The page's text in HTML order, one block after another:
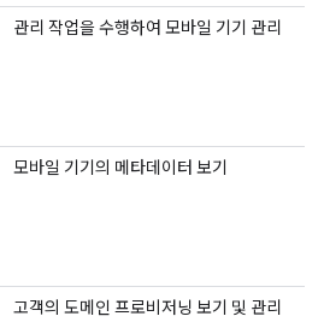
관리 작업을 수행하여 모바일 기기 관리
모바일 기기의 메타데이터 보기
고객의 도메인 프로비저닝 보기 및 관리